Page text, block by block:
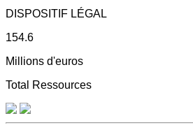
DISPOSITIF LÉGAL
154.6
Millions d'euros
Total Ressources